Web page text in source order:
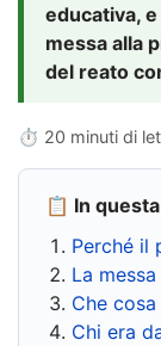
educativa,
messa alla
del reato
⏱ 20 minuti di
📋 In
Perché il
La
Che
Chi era